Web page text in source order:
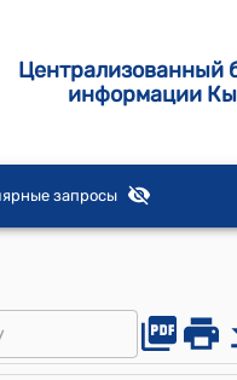
Централизованный
информации
запросы